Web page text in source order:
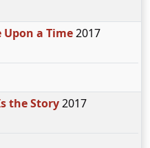
Upon a Time2017
the Story2017